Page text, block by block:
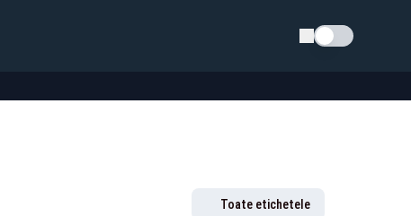
Schimba tema
Toate etichetele